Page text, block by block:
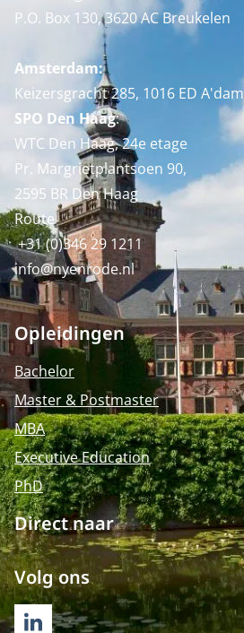
P.O. Box 130, 3620 AC Breukelen
Amsterdam:
Keizersgracht 285, 1016 ED A'dam
SPO Den Haag:
WTC Den Haag, 24e etage
Pr. Margrietplantsoen 90,
2595 BR Den Haag
Route
+31 (0)346 29 1211
info@nyenrode.nl
Opleidingen
Bachelor
Master & Postmaster
MBA
Executive Education
PhD
Direct naar
Volg ons